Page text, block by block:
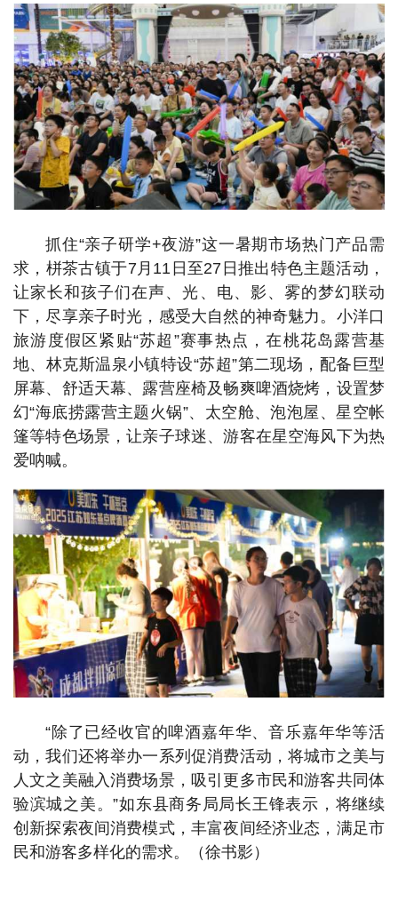
抓住“亲子研学+夜游”这一暑期市场热门产品需
求，栟茶古镇于7月11日至27日推出特色主题活动，
让家长和孩子们在声、光、电、影、雾的梦幻联动
下，尽享亲子时光，感受大自然的神奇魅力。小洋口
旅游度假区紧贴“苏超”赛事热点，在桃花岛露营基
地、林克斯温泉小镇特设“苏超”第二现场，配备巨型
屏幕、舒适天幕、露营座椅及畅爽啤酒烧烤，设置梦
幻“海底捞露营主题火锅”、太空舱、泡泡屋、星空帐
篷等特色场景，让亲子球迷、游客在星空海风下为热
爱呐喊。
“除了已经收官的啤酒嘉年华、音乐嘉年华等活
动，我们还将举办一系列促消费活动，将城市之美与
人文之美融入消费场景，吸引更多市民和游客共同体
验滨城之美。”如东县商务局局长王锋表示，将继续
创新探索夜间消费模式，丰富夜间经济业态，满足市
民和游客多样化的需求。（徐书影）